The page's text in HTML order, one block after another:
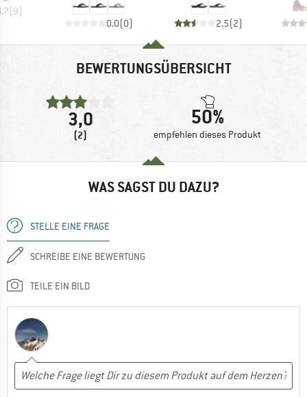
(9)
0.0(0) 2.5(2)
BEWERTUNGSÜBERSICHT
3,0
(2)
50%
empfehlen dieses Produkt
WAS SAGST DU DAZU?
STELLE EINE FRAGE
SCHREIBE EINE BEWERTUNG
TEILE EIN BILD